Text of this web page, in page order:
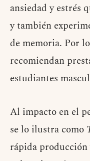
ansiedad y estrés
y también
de memoria. Por
recomiendan
estudiantes
Al impacto en el
se lo ilustra como
rápida producción